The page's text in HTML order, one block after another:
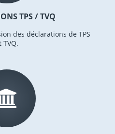
TPS / TVQ
des déclarations de TPS
TVQ.